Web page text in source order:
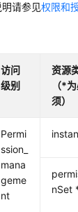
请参见权限和
访问
级别
资源
（*
须）
Permi
ssion_
mana
geme
nt
nSet